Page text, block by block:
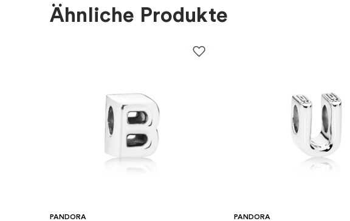
Farbe: Silber
Ähnliche Produkte
PANDORA PANDORA